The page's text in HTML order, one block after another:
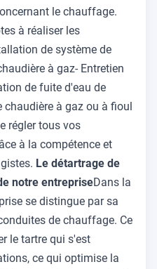
le chauffage.
à réaliser les
de système de
à gaz- Entretien
de fuite d'eau de
chaudière à gaz ou à fioul
régler tous vos
à la compétence et
Le détartrage de
notre entrepriseDans la
se distingue par sa
de chauffage. Ce
le tartre qui s'est
ce qui optimise la